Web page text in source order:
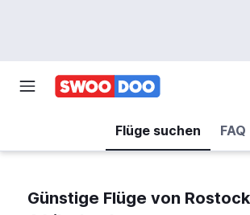
Flüge suchen FAQ
Günstige Flüge von